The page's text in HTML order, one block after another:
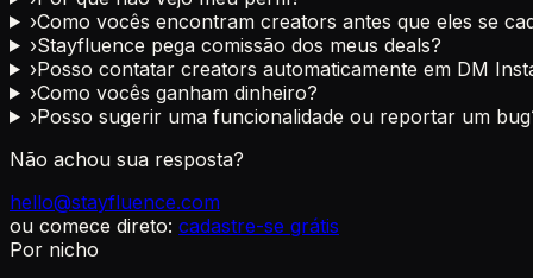
›Como vocês encontram creators antes que eles se
›Stayfluence pega comissão dos meus deals?
›Posso contatar creators automaticamente em DM
›Como vocês ganham dinheiro?
›Posso sugerir uma funcionalidade ou reportar um
Não achou sua resposta?
hello@stayfluence.com
ou comece direto: cadastre-se grátis
Por nicho